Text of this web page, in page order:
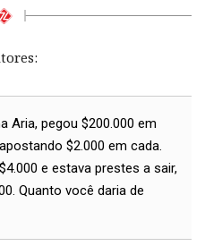
Aria, pegou $200.000 em
$2.000 em cada.
e estava prestes a sair,
Quanto você daria de